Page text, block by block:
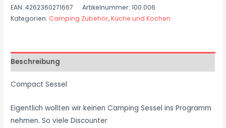
EAN:4262360271667 Artikelnummer:100.006
Kategorien: Camping Zubehör,Küche und Kochen
Beschreibung
Compact Sessel
Eigentlich wollten wir keinen Camping Sessel ins Programm
nehmen. So viele Discounter